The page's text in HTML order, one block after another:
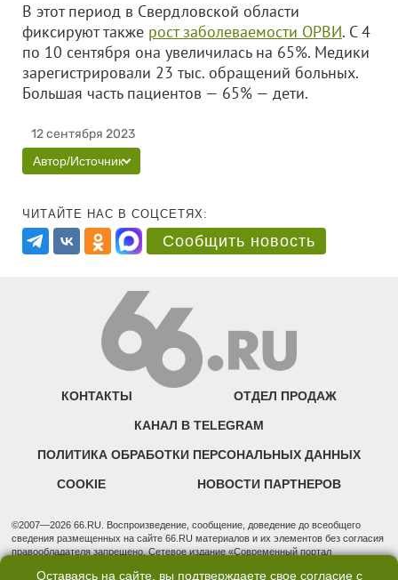
В этот период в Свердловской области
фиксируют также рост заболеваемости ОРВИ. С 4
по 10 сентября она увеличилась на 65%. Медики
зарегистрировали 23 тыс. обращений больных.
Большая часть пациентов — 65% — дети.
12 сентября 2023
Автор/Источник
ЧИТАЙТЕ НАС В СОЦСЕТЯХ:
Сообщить новость
КОНТАКТЫ ОТДЕЛ ПРОДАЖ
КАНАЛ В TELEGRAM
ПОЛИТИКА ОБРАБОТКИ ПЕРСОНАЛЬНЫХ ДАННЫХ
COOKIE НОВОСТИ ПАРТНЕРОВ
©2007—2026 66.RU. Воспроизведение, сообщение, доведение до всеобщего
сведения размещенных на сайте 66.RU материалов и их элементов без согласия
правообладателя запрещено. Сетевое издание «Современный портал
Оставаясь на сайте, вы подтверждаете свое согласие с